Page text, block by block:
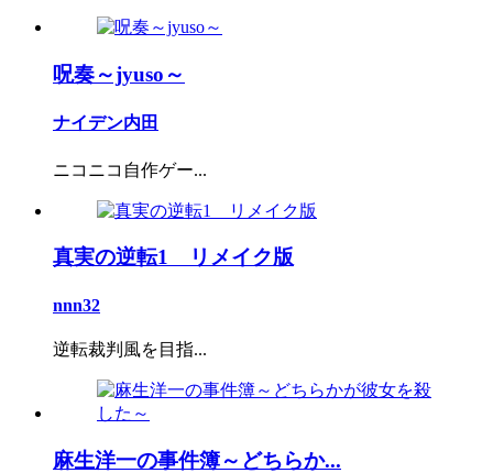
呪奏～jyuso～
ナイデン内田
ニコニコ自作ゲー...
真実の逆転1 リメイク版
nnn32
逆転裁判風を目指...
麻生洋一の事件簿～どちらか...